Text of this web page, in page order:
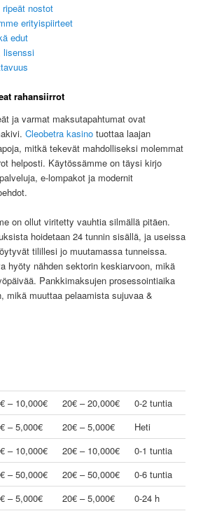
nostot
erityispiirteet
edut
lisenssi
rahansiirrot
ja varmat maksutapahtumat ovat
Cleobetra kasino tuottaa laajan
mitkä tekevät mahdolliseksi molemmat
helposti. Käytössämme on täysi kirjo
e-lompakot ja modernit
on ollut viritetty vauhtia silmällä pitäen.
hoidetaan 24 tunnin sisällä, ja useissa
tilillesi jo muutamassa tunneissa.
hyöty nähden sektorin keskiarvoon, mikä
Pankkimaksujen prosessointiaika
mikä muuttaa pelaamista sujuvaa &
– 10,000€ 20€ – 20,000€
0-2 tuntia
– 5,000€ 20€ – 5,000€
Heti
– 10,000€ 20€ – 10,000€
0-1 tuntia
– 50,000€ 20€ – 50,000€
0-6 tuntia
– 5,000€ 20€ – 5,000€ 0-24 h